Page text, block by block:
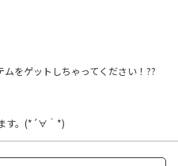
をゲットしちゃってください！??
す。(*´∀｀*)